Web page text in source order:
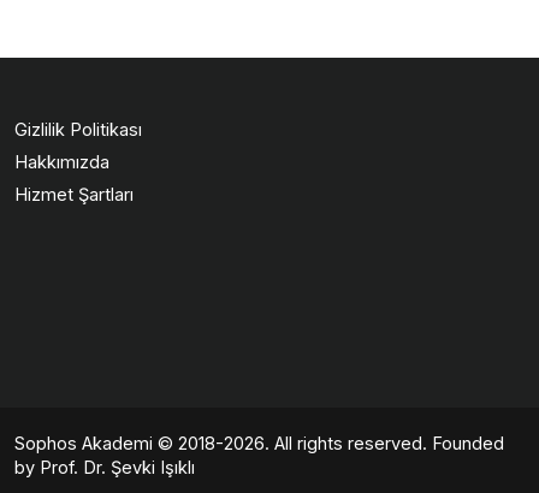
Gizlilik Politikası
Hakkımızda
Hizmet Şartları
Sophos Akademi © 2018-2026. All rights reserved. Founded
by Prof. Dr. Şevki Işıklı